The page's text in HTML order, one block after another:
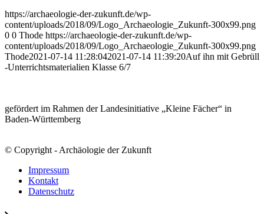
https://archaeologie-der-zukunft.de/wp-
content/uploads/2018/09/Logo_Archaeologie_Zukunft-300x99.png
0 0 Thode https://archaeologie-der-zukunft.de/wp-
content/uploads/2018/09/Logo_Archaeologie_Zukunft-300x99.png
Thode2021-07-14 11:28:042021-07-14 11:39:20Auf ihn mit Gebrüll
-Unterrichtsmaterialien Klasse 6/7
gefördert im Rahmen der Landesinitiative „Kleine Fächer“ in
Baden-Württemberg
© Copyright - Archäologie der Zukunft
Impressum
Kontakt
Datenschutz